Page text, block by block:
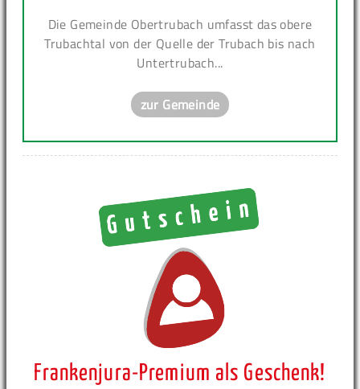
Die Gemeinde Obertrubach umfasst das obere
Trubachtal von der Quelle der Trubach bis nach
Untertrubach...
zur Gemeinde
Frankenjura-Premium als Geschenk!